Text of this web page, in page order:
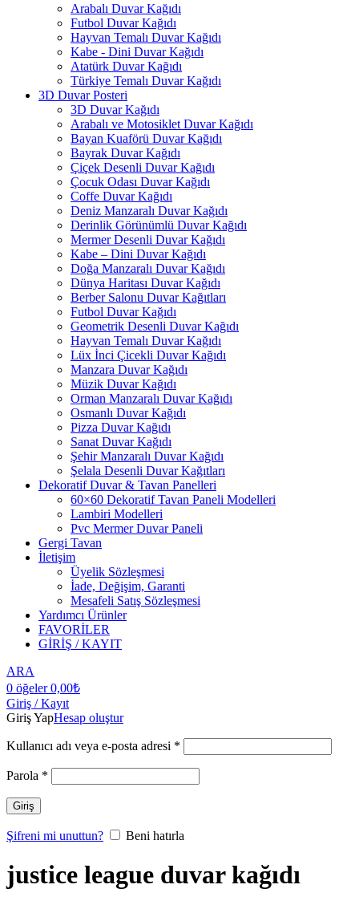
Arabalı Duvar Kağıdı
Futbol Duvar Kağıdı
Hayvan Temalı Duvar Kağıdı
Kabe - Dini Duvar Kağıdı
Atatürk Duvar Kağıdı
Türkiye Temalı Duvar Kağıdı
3D Duvar Posteri
3D Duvar Kağıdı
Arabalı ve Motosiklet Duvar Kağıdı
Bayan Kuaförü Duvar Kağıdı
Bayrak Duvar Kağıdı
Çiçek Desenli Duvar Kağıdı
Çocuk Odası Duvar Kağıdı
Coffe Duvar Kağıdı
Deniz Manzaralı Duvar Kağıdı
Derinlik Görünümlü Duvar Kağıdı
Mermer Desenli Duvar Kağıdı
Kabe – Dini Duvar Kağıdı
Doğa Manzaralı Duvar Kağıdı
Dünya Haritası Duvar Kağıdı
Berber Salonu Duvar Kağıtları
Futbol Duvar Kağıdı
Geometrik Desenli Duvar Kağıdı
Hayvan Temalı Duvar Kağıdı
Lüx İnci Çicekli Duvar Kağıdı
Manzara Duvar Kağıdı
Müzik Duvar Kağıdı
Orman Manzaralı Duvar Kağıdı
Osmanlı Duvar Kağıdı
Pizza Duvar Kağıdı
Sanat Duvar Kağıdı
Şehir Manzaralı Duvar Kağıdı
Şelala Desenli Duvar Kağıtları
Dekoratif Duvar & Tavan Panelleri
60×60 Dekoratif Tavan Paneli Modelleri
Lambiri Modelleri
Pvc Mermer Duvar Paneli
Gergi Tavan
İletişim
Üyelik Sözleşmesi
İade, Değişim, Garanti
Mesafeli Satış Sözleşmesi
Yardımcı Ürünler
FAVORİLER
GİRİŞ / KAYIT
ARA
0 öğeler 0,00₺
Giriş / Kayıt
Giriş YapHesap oluştur
Kullanıcı adı veya e-posta adresi *
Parola *
Giriş
Şifreni mi unuttun? Beni hatırla
justice league duvar kağıdı